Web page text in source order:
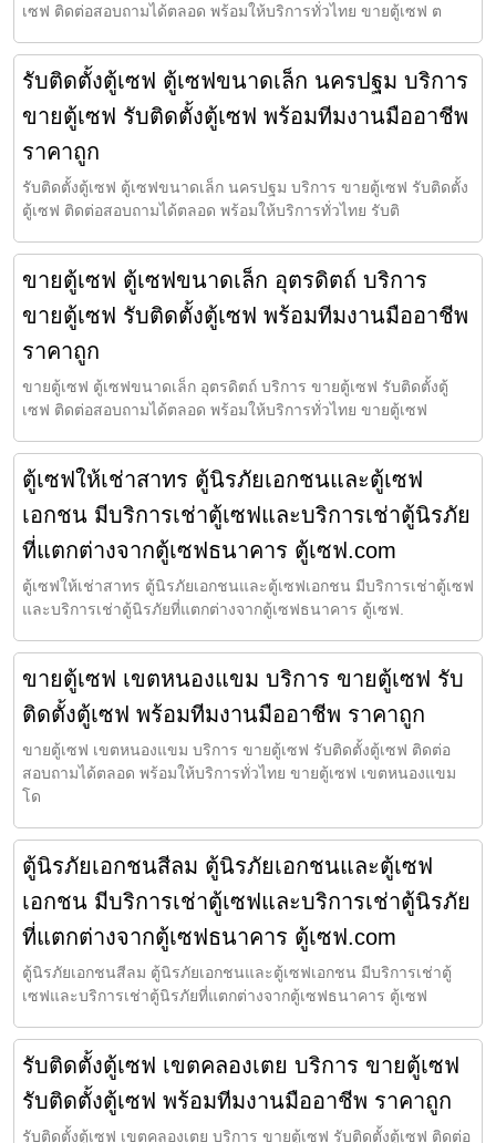
เซฟ ติดต่อสอบถามได้ตลอด พร้อมให้บริการทั่วไทย ขายตู้เซฟ ต
รับติดตั้งตู้เซฟ ตู้เซฟขนาดเล็ก นครปฐม บริการ
ขายตู้เซฟ รับติดตั้งตู้เซฟ พร้อมทีมงานมืออาชีพ
ราคาถูก
รับติดตั้งตู้เซฟ ตู้เซฟขนาดเล็ก นครปฐม บริการ ขายตู้เซฟ รับติดตั้ง
ตู้เซฟ ติดต่อสอบถามได้ตลอด พร้อมให้บริการทั่วไทย รับติ
ขายตู้เซฟ ตู้เซฟขนาดเล็ก อุตรดิตถ์ บริการ
ขายตู้เซฟ รับติดตั้งตู้เซฟ พร้อมทีมงานมืออาชีพ
ราคาถูก
ขายตู้เซฟ ตู้เซฟขนาดเล็ก อุตรดิตถ์ บริการ ขายตู้เซฟ รับติดตั้งตู้
เซฟ ติดต่อสอบถามได้ตลอด พร้อมให้บริการทั่วไทย ขายตู้เซฟ
ตู้เซฟให้เช่าสาทร ตู้นิรภัยเอกชนและตู้เซฟ
เอกชน มีบริการเช่าตู้เซฟและบริการเช่าตู้นิรภัย
ที่แตกต่างจากตู้เซฟธนาคาร ตู้เซฟ.com
ตู้เซฟให้เช่าสาทร ตู้นิรภัยเอกชนและตู้เซฟเอกชน มีบริการเช่าตู้เซฟ
และบริการเช่าตู้นิรภัยที่แตกต่างจากตู้เซฟธนาคาร ตู้เซฟ.
ขายตู้เซฟ เขตหนองแขม บริการ ขายตู้เซฟ รับ
ติดตั้งตู้เซฟ พร้อมทีมงานมืออาชีพ ราคาถูก
ขายตู้เซฟ เขตหนองแขม บริการ ขายตู้เซฟ รับติดตั้งตู้เซฟ ติดต่อ
สอบถามได้ตลอด พร้อมให้บริการทั่วไทย ขายตู้เซฟ เขตหนองแขม
โด
ตู้นิรภัยเอกชนสีลม ตู้นิรภัยเอกชนและตู้เซฟ
เอกชน มีบริการเช่าตู้เซฟและบริการเช่าตู้นิรภัย
ที่แตกต่างจากตู้เซฟธนาคาร ตู้เซฟ.com
ตู้นิรภัยเอกชนสีลม ตู้นิรภัยเอกชนและตู้เซฟเอกชน มีบริการเช่าตู้
เซฟและบริการเช่าตู้นิรภัยที่แตกต่างจากตู้เซฟธนาคาร ตู้เซฟ
รับติดตั้งตู้เซฟ เขตคลองเตย บริการ ขายตู้เซฟ
รับติดตั้งตู้เซฟ พร้อมทีมงานมืออาชีพ ราคาถูก
รับติดตั้งตู้เซฟ เขตคลองเตย บริการ ขายตู้เซฟ รับติดตั้งตู้เซฟ ติดต่อ